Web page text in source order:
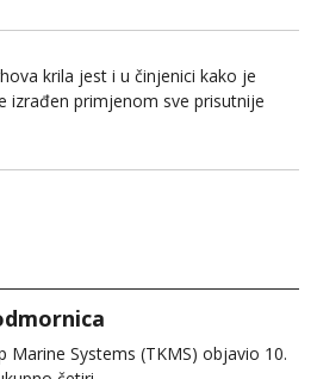
krila jest i u činjenici kako je
izrađen primjenom sve prisutnije
Marine Systems (TKMS) objavio 10.